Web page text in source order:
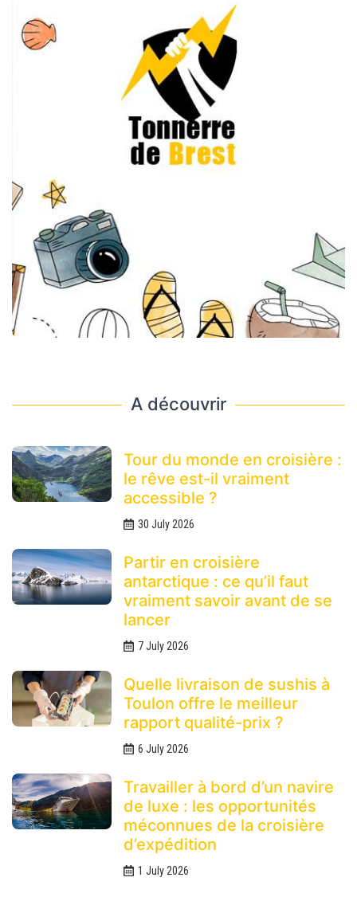
A découvrir
Tour du monde en croisière :
le rêve est-il vraiment
accessible ?
30 July 2026
Partir en croisière
antarctique : ce qu’il faut
vraiment savoir avant de se
lancer
7 July 2026
Quelle livraison de sushis à
Toulon offre le meilleur
rapport qualité-prix ?
6 July 2026
Travailler à bord d’un navire
de luxe : les opportunités
méconnues de la croisière
d’expédition
1 July 2026